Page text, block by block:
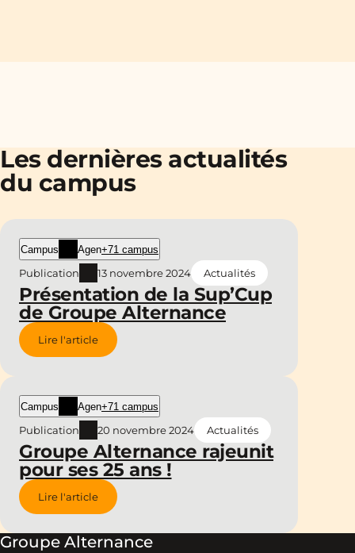
Les dernières actualités
du campus
Présentation de la Sup’Cup
de Groupe Alternance
Campus Agen+71 campus
Publication 13 novembre 2024 Actualités
Lire l'article
Groupe Alternance rajeunit
pour ses 25 ans !
Campus Agen+71 campus
Publication 20 novembre 2024 Actualités
Lire l'article
Groupe Alternance